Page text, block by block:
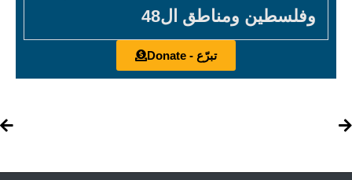
وفلسطين ومناطق ال48
تبرّع - Donate